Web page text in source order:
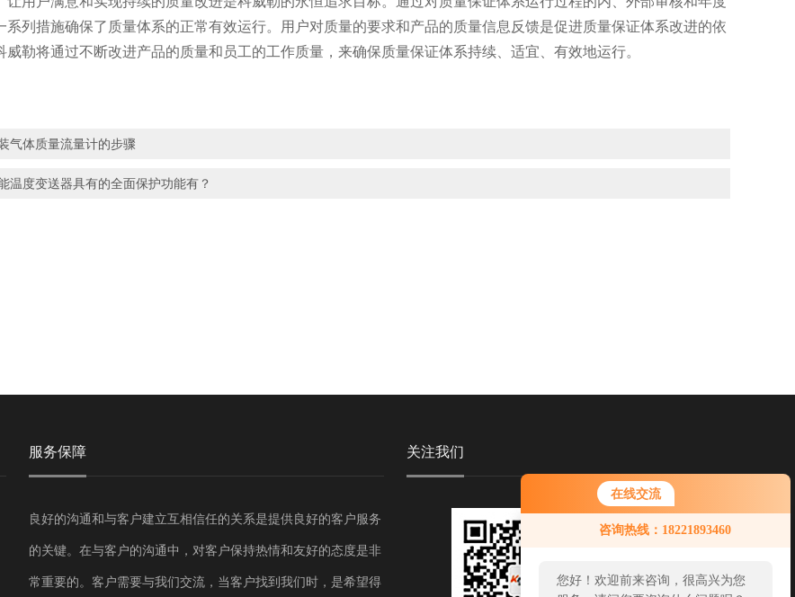
在线交流
咨询热线：18221893460
您好！欢迎前来咨询，很高兴为您
系列措施确保了质量体系的正常有效运行。用户对质量的要求和产品的质量信息反馈是促进质量保证体系改进的依
威勒将通过不断改进产品的质量和员工的工作质量，来确保质量保证体系持续、适宜、有效地运行。
气体质量流量计的步骤
温度变送器具有的全面保护功能有？
服务保障
良好的沟通和与客户建立互相信任的关系是提供良好的客户服务
的关键。在与客户的沟通中，对客户保持热情和友好的态度是非
常重要的。客户需要与我们交流，当客户找到我们时，是希望得
关注我们